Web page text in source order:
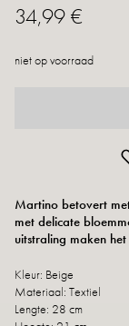
34,99 €
niet op voorraad
Martino betovert
met delicate
uitstraling maken
Kleur: Beige
Materiaal: Textiel
Lengte: 28 cm